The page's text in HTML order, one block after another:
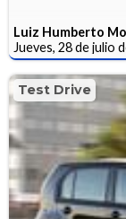
Luiz Humberto
Jueves, 28 de julio
Test Drive